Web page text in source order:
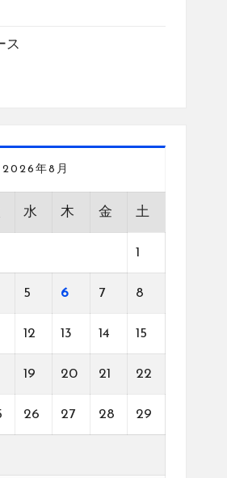
ス
2026年8月
水 木 金 土
1
5 6 7 8
12 13 14 15
19 20 21 22
26 27 28 29